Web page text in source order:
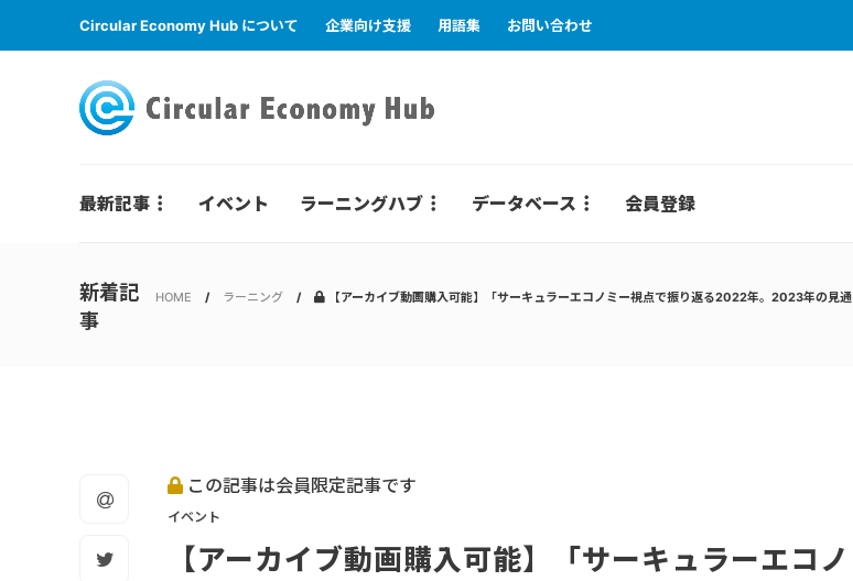
Circular Economy Hub について 企業向け支援 用語集 お問い合わせ
最新記事 イベント ラーニングハブ データベース 会員登録
新着記
事
HOME ラーニング 【アーカイブ動画購入可能】「サーキュラーエコノミー視点で振り返る2022年。2023年の見
この記事は会員限定記事です
イベント
【アーカイブ動画購入可能】「サーキュラーエコ